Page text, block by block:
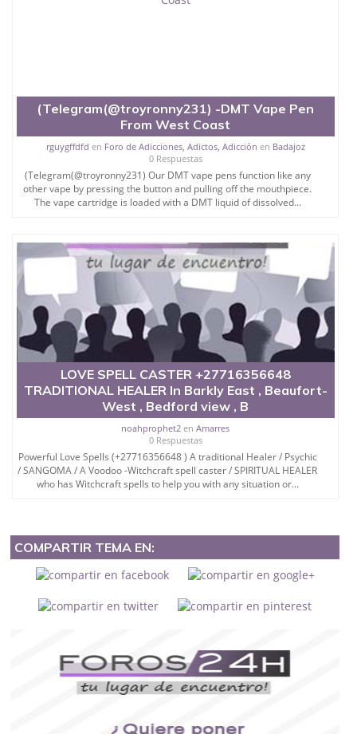
(Telegram(@troyronny231) -DMT Vape Pen
From West Coast
rguygffdfd en Foro de Adicciones, Adictos, Adicción en Badajoz
0 Respuestas
(Telegram(@troyronny231) Our DMT vape pens function like any
other vape by pressing the button and pulling off the mouthpiece.
The vape cartridge is loaded with a DMT liquid of dissolved...
LOVE SPELL CASTER +27716356648
TRADITIONAL HEALER In Barkly East , Beaufort-
West , Bedford view , B
noahprophet2 enAmarres
0 Respuestas
Powerful Love Spells (+27716356648 ) A traditional Healer / Psychic
/ SANGOMA / A Voodoo -Witchcraft spell caster / SPIRITUAL HEALER
who has Witchcraft spells to help you with any situation or...
COMPARTIR TEMA EN: